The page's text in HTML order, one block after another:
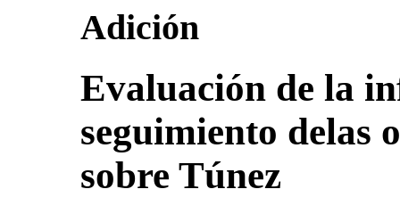
Adición
Evaluación de la
seguimiento delas
sobre Túnez